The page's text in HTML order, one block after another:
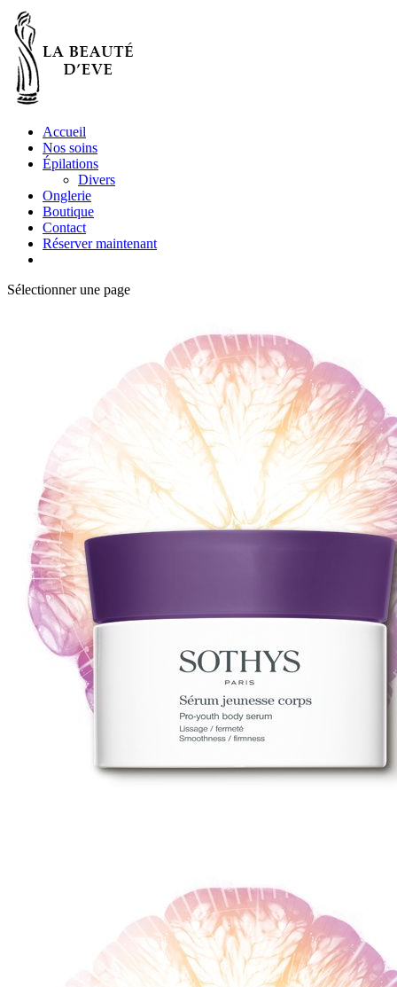
Accueil
Nos soins
Épilations
Divers
Onglerie
Boutique
Contact
Réserver maintenant
Sélectionner une page